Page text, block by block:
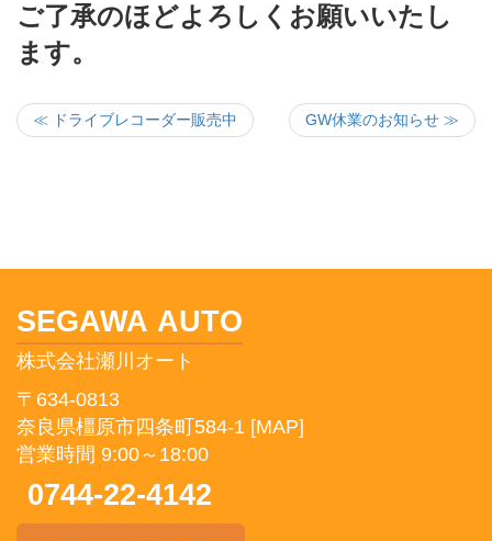
ご了承のほどよろしくお願いいたし
ます。
≪ ドライブレコーダー販売中 GW休業のお知らせ ≫
SEGAWA AUTO
株式会社瀬川オート
〒634-0813
奈良県橿原市四条町584-1 [MAP]
営業時間 9:00～18:00
0744-22-4142